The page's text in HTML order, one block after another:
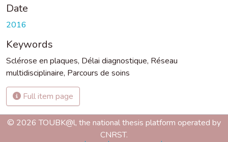
Date
2016
Keywords
Sclérose en plaques, Délai diagnostique, Réseau
multidisciplinaire, Parcours de soins
Full item page
© 2026 TOUBK@l, the national thesis platform operated by
CNRST.